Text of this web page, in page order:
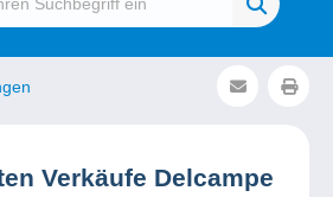
Verkäufe Delcampe